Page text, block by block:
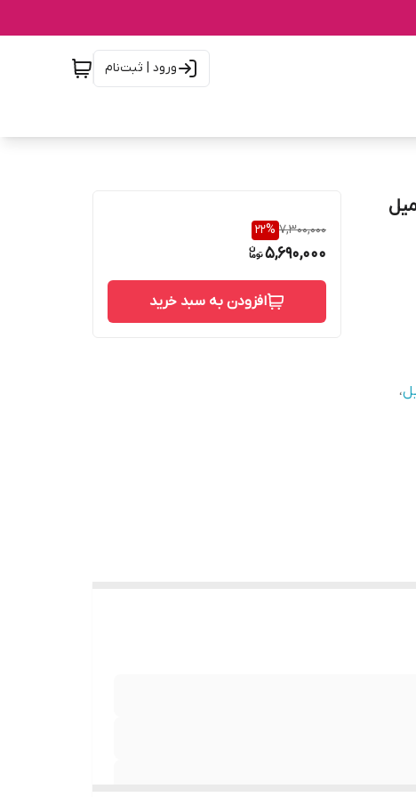
ورود | ثبت‌نام
،
7,300,000
22%
5,690,000
افزودن به سبد خرید